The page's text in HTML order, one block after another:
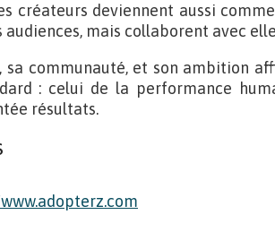
créateurs deviennent aussi
audiences, mais collaborent avec
sa communauté, et son ambition
: celui de la performance
résultats.